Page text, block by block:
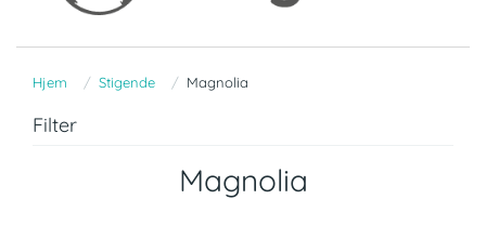
Hjem Stigende Magnolia
Filter
Magnolia